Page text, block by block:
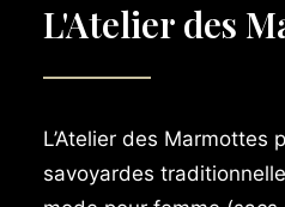
L'Atelier des
L’Atelier des Marmottes
savoyardes